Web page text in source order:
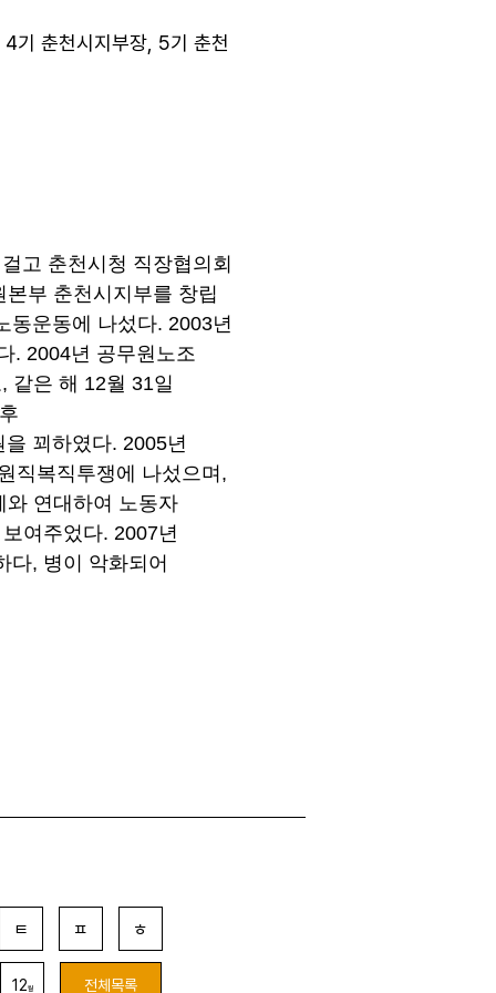
기 춘천시지부장, 5기 춘천
고 춘천시청 직장협의회
부 춘천시지부를 창립
동운동에 나섰다. 2003년
. 2004년 공무원노조
같은 해 12월 31일
꾀하였다. 2005년
직복직투쟁에 나섰으며,
와 연대하여 노동자
여주었다. 2007년
다, 병이 악화되어
ㅌ ㅍ ㅎ
12월 전체목록